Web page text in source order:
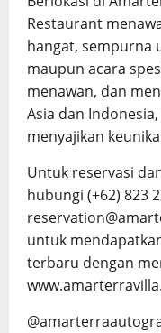
Restaurant
hangat, sempurna
maupun acara
menawan, dan
Asia dan
menyajikan
Untuk reservasi
hubungi (+62) 823
untuk
terbaru dengan